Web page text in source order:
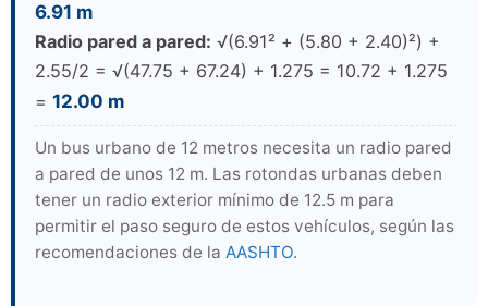
6.91 m
Radio pared a pared: √(6.91² + (5.80 + 2.40)²) +
2.55/2 = √(47.75 + 67.24) + 1.275 = 10.72 + 1.275
= 12.00 m
Un bus urbano de 12 metros necesita un radio pared
a pared de unos 12 m. Las rotondas urbanas deben
tener un radio exterior mínimo de 12.5 m para
permitir el paso seguro de estos vehículos, según las
recomendaciones de la AASHTO.